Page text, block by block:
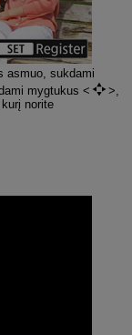
asmuo, sukdami
mygtukus
,
norite